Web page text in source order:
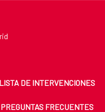
LISTA DE INTERVENCIONES
PREGUNTAS FRECUENTES